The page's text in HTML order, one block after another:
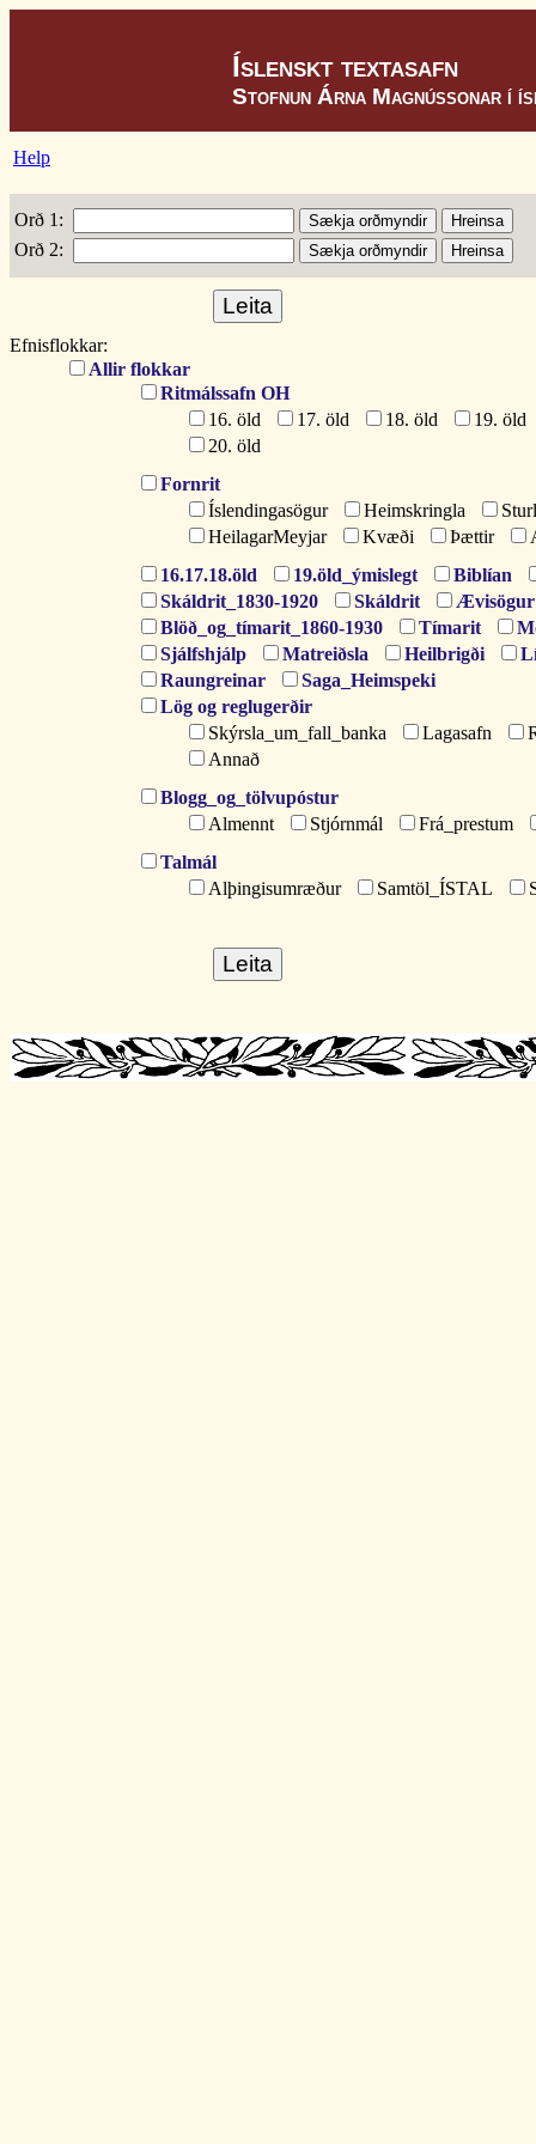
Íslenskt textasafn
Stofnun Árna Magnússonar í
Help
Orð 1:
Orð 2:
Efnisflokkar:
Allir flokkar
Ritmálssafn OH
16. öld
17. öld 18. öld
19. öld
20. öld
Fornrit
Íslendingasögur
Heimskringla
HeilagarMeyjar
Kvæði Þættir
16.17.18.öld
19.öld_ýmislegt
Biblían
Skáldrit_1830-1920
Skáldrit
Ævisögur
Blöð_og_tímarit_1860-1930
Tímarit
Sjálfshjálp
Matreiðsla Heilbrigði
Raungreinar
Saga_Heimspeki
Lög og reglugerðir
Skýrsla_um_fall_banka
Lagasafn
Annað
Blogg_og_tölvupóstur
Almennt
Stjórnmál
Frá_prestum
Talmál
Alþingisumræður
Samtöl_ÍSTAL